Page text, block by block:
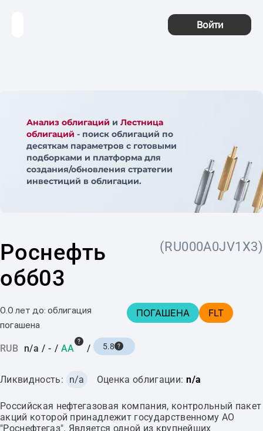
Войти
Анализ облигаций и Лестница
облигаций - поиск облигаций по
десяткам параметров с готовыми
подборками и платформа для
создания/обновления стратегии
инвестиций в облигации.
Роснефть
обб03
(RU000A0JV1X3)
0.0 лет до: облигация
погашена
ПОГАШЕНА FLT
RUB n/a / - / AA / 5.8
Ликвидность: n/a Оценка облигации: n/a
Российская нефтегазовая компания, контрольный пакет
акций которой принадлежит государственному АО
"Роснефтегаз". Является одной из крупнейших